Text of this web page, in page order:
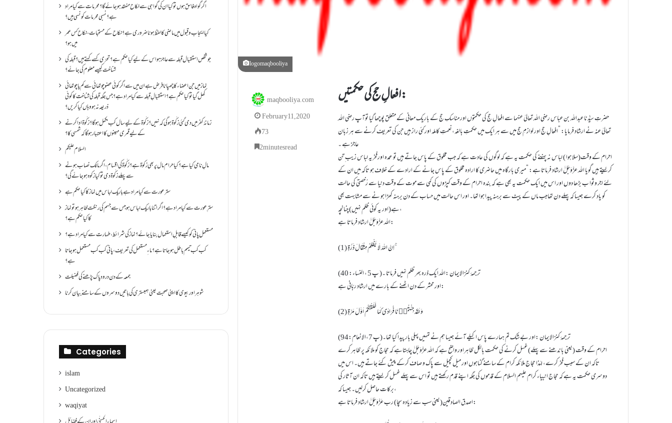
logomaqbooliya
افعالِ حج کی حکمتیں:
حضرتِ سیِّدُنا عبداللہ بن عباس رضی اللہ تعالیٰ عنہما سے افعالِ حج کی حکمتوں اور مناسکِ حج کے باریک معانی کے متعلق پوچھا گیا توآپ رضی اللہ
تعالیٰ عنہ نے ارشاد فرمایا: ”افعالِ حج اور لوازمِ حج میں سے ہر ایک میں حکمتِ بالغہ،نعمتِ کاملہ اور کئی راز ہیں جن کی تعریف کرنے سے ہر زبان
عاجز ہے ۔
احرام کے وقت(سلا ہوا ) لباس نہ پہننے کی حکمت یہ ہے کہ لوگوں کی عادت ہے کہ جب مخلوق کے پاس جاتے ہیں تو عمدہ اورفخریہ لباس زیب ِ تن
کرلیتے ہیں گویا اللہ عزَّوَجَلَّ ارشاد فرماتاہے: ”میری بارگاہ میں حاضری کا ارادہ مخلوق کے پاس جانے کے ارادے کے خلاف ہو تاکہ میں ان کے
لئے اجر وثوا ب بڑھا دوں اور اس میں ایک حکمت یہ بھی ہے کہ بندہ احرام کے وقت کپڑوں کی کمی سے موت کے وقت دنیا سے رُخصتی کی حالت
کو یاد کرے جیسا کہ پہلے دن تھاجب ماں کے پیٹ سے برہنہ پیدا ہوا تھا۔ اور اس حالت میں حساب کے دن برہنہ کھڑا ہو نے سے مشابہت بھی
ہے(اور یہ کوئی ظلم نہیں) چنانچہ،
اللہ عزَّوَجَلَّ ارشاد فرماتا ہے:
(1) اِنَّ اللہَ لَا یَظْلِمُ مِثْقَالَ ذَرَّۃٍ ۚ
ترجمۂ کنزالایمان :اللہ ایک ذرہ بھر ظلم نہیں فرماتا ۔( پ 5 ، النساء: 40)
اور محشر کے دن اٹھنے کے بارے ميں ارشاد ربّانی ہے:
(2) وَ لَقَدْ جِئْتُمُوۡنَا فُرَادٰی کَمَا خَلَقْنٰکُمْ اَوَّلَ مَرَّۃٍ
ترجمۂ کنزالایمان :اور بے شک تم ہمارے پاس اکیلے آئے جیسا ہم نے تمہیں پہلی بار پیدا کیا تھا۔(پ 7،الانعام:94)
احرام کے وقت (یعنی باندھنے سے پہلے) غسل کرنے کی حکمت بالکل ظاہراور واضح ہے کہ اللہ عزَّوَجَلَّ چاہتاہے کہ حجاج کو ملائکہ پر ظاہر کرے
تاکہ ان کے سبب فخر کرے، لہٰذا حجاج ملائکہ کرام کے سامنے گناہوں اور میل کچیل سے پاک و صاف کرکے پیش کئے جاتے ہیں۔ اس میں
دوسری حکمت یہ ہے کہ حجاج انبیاء کرام علیہم السلام کے قدموں کی جگہ اپنے قدم رکھتے ہیں تو اس سے پہلے غسل کر لیتے ہیں تاکہ ان آثار کی
برکات حاصل کرلیں۔ جیسا کہ،
اصدق الصادقین(یعنی سب سے زیادہ سچا) رب عَزَّوَجَلَّ ارشاد فرماتا ہے:
maqbooliya.com
February 11, 2020
73
2 minutes read
اگر گواہ فاسق ہوں تو کیا ان کی گواہی سے نکاح منعقد ہو جائے گا؟ محرمات سے کیا مراد
ہے؟ نسبی محرمات کونسی ہیں؟
کیا ایجاب و قبول میں ماضی کا لفظ ہونا ضروری ہے؟ نکاح کے مستحبات، نکاح کس عمر
میں ہو؟
جو شخص استقبال قبلہ سے عاجز ہو اس کے لیے کیا حکم ہے؟ تحرّی کسے کہتے ہیں؟ قبلہ کی
شناخت کیسے معلوم کی جائے؟
نماز میں جن اعضاء کا چھپانا فرض ہے ان میں سے اگر کوئی عضو چوتھائی سے کم یا چوتھائی
کھل گیا تو کیا حکم ہے؟استقبالِ قبلہ سے کیا مراد ہے؟جس جگہ قبلہ کی شناخت کا کوئی
ذریعہ نہ ہو وہاں کیا کریں؟
زمانۂ کفر میں دی گئی زکٰوۃ ہو گی کہ نہیں؟زکٰوۃ کے لیے سال کب مکمل ہو گا؟زکٰوۃ ادا کرنے
کے لیے قمری مہینوں کا اعتبار ہو گا کہ شمسی کا؟
السلام علیکم
مالِ نامی کیا ہے؟ کیا حرام مال پر بھی زکوۃ ہے؟ زکٰوۃ کی اقسام ،اگر مالک نصاب ہونے
سے پہلے زکٰوۃ دی تو کیا زکوه ہو جائےگی؟
ستر عورت سے کیا مراد ہے باریک لباس میں نماز کا کیا حکم ہے
سترِ عورت سے کیا مراد ہے؟اگر اتنا باریک لباس ہو جس سے جسم کی رنگت ظاہر ہو تو نماز
کا کیا حکم ہے؟
مستعمل پانی کو کیسے قابلِ استعمال بنایا جائے؟ نماز کی شرائط ،طہارت سے کیا مراد ہے؟
کب کب تیمم باطل ہو جاتا ہے؟ ماءِ مستعمل کی تعریف ،پانی کب کب مستعمل ہو جاتا
ہے؟
جمعہ کے دن درود پاک پڑھنے کی فضیلت
شوہر اور بیوی کا اپنی صحبت یعنی ہمبستری کی باتیں دوسروں کے سامنے بیان کرنا
Categories
islam
Uncategorized
waqiyat